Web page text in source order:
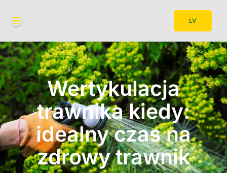
LV
Wertykulacja
trawnika kiedy:
idealny czas na
zdrowy trawnik